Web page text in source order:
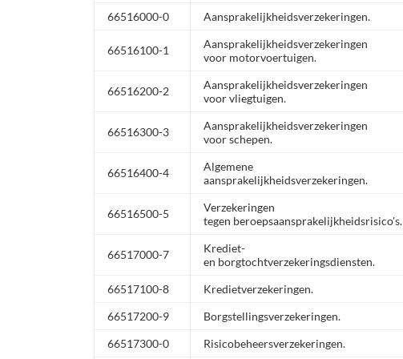
66516000-0
Aansprakelijkheidsverzekeringen.
66516100-1
Aansprakelijkheidsverzekeringen
voor motorvoertuigen.
66516200-2
Aansprakelijkheidsverzekeringen
voor vliegtuigen.
66516300-3
Aansprakelijkheidsverzekeringen
voor schepen.
66516400-4
Algemene
aansprakelijkheidsverzekeringen.
66516500-5
Verzekeringen
tegen beroepsaansprakelijkheidsrisico's.
66517000-7
Krediet-
en borgtochtverzekeringsdiensten.
66517100-8
Kredietverzekeringen.
66517200-9
Borgstellingsverzekeringen.
66517300-0
Risicobeheersverzekeringen.